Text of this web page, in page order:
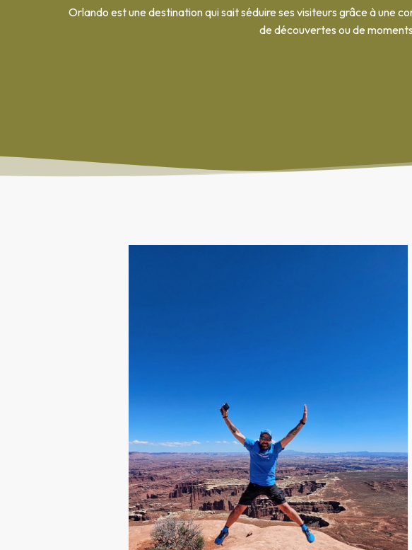
Orlando est une destination qui sait séduire ses visiteurs grâce à une
de découvertes ou de